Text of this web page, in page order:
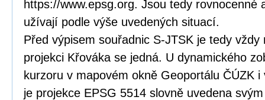
https://www.epsg.org. Jsou tedy rovnocenné
užívají podle výše uvedených situací.
Před výpisem souřadnic S-JTSK je tedy
projekci Křováka se jedná. U dynamického
kurzoru v mapovém okně Geoportálu ČÚZK
je projekce EPSG 5514 slovně uvedena